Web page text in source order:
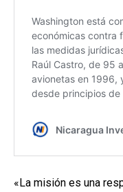
«La misión es una